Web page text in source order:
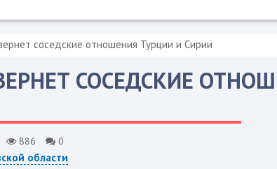
соседские отношения Турции и Сирии
СОСЕДСКИЕ
886 0
области